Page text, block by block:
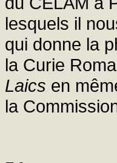
lesquels il
qui donne la
la Curie
Laics en
la